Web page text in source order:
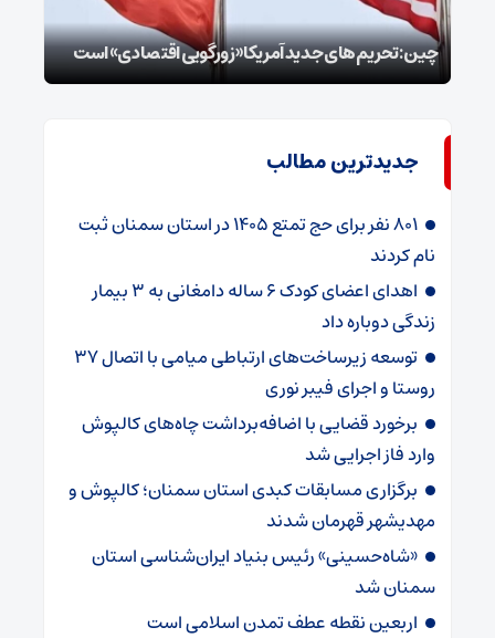
چین: تحریم‌های جدید آمریکا «زورگویی اقتصادی» است
جدیدترین مطالب
۸۰۱ نفر برای حج تمتع ۱۴۰۵ در استان سمنان ثبت
نام کردند
اهدای اعضای کودک ۶ ساله دامغانی به ۳ بیمار
زندگی دوباره داد
توسعه زیرساخت‌های ارتباطی میامی با اتصال ۳۷
روستا و اجرای فیبر نوری
برخورد قضایی با اضافه‌برداشت چاه‌های کالپوش
وارد فاز اجرایی شد
برگزاری مسابقات کبدی استان سمنان؛ کالپوش و
مهدیشهر قهرمان شدند
«شاه‌حسینی» رئیس بنیاد ایران‌شناسی استان
سمنان شد
اربعین نقطه عطف تمدن اسلامی است